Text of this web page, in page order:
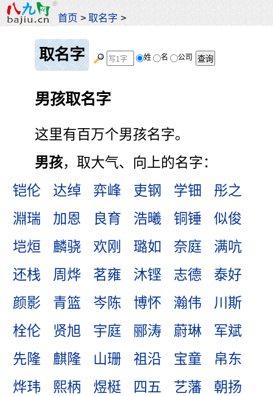
首页 >取名字 >
取名字 姓 名 公司
男孩取名字
这里有百万个男孩名字。
男孩，取大气、向上的名字：
铠伦
达绰 弈峰 吏钢 学钿
彤之
淵瑞
加恩 良育 浩曦 铜锤
似俊
垲烜
麟骁 欢刚 璐如 奈庭
满吭
还栈
周烨 茗雍 沐铿 志德
泰好
颜影
青篮 岑陈 博怀 瀚伟
川斯
栓伦
贤旭 宇庭 郦涛 蔚琳
军斌
先隆
麒隆 山珊 祖沿 宝童
帛东
烨玮
熙柄 煜梃 四五 艺藩
朝扬